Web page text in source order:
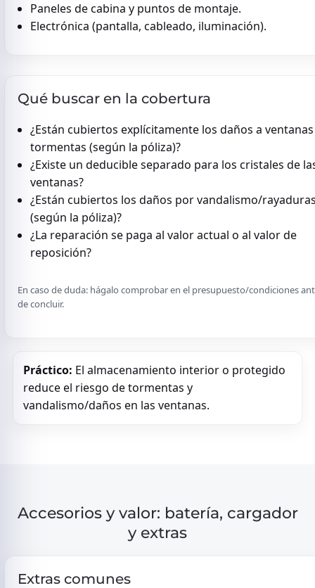
Paneles de cabina y puntos de montaje.
Electrónica (pantalla, cableado, iluminación).
Qué buscar en la cobertura
¿Están cubiertos explícitamente los daños a
tormentas (según la póliza)?
¿Existe un deducible separado para los cristales de
ventanas?
¿Están cubiertos los daños por vandalismo/
(según la póliza)?
¿La reparación se paga al valor actual o al valor de
reposición?
En caso de duda: hágalo comprobar en el presupuesto/condiciones
de concluir.
Práctico: El almacenamiento interior o protegido
reduce el riesgo de tormentas y
vandalismo/daños en las ventanas.
Accesorios y valor: batería, cargador
y extras
Extras comunes